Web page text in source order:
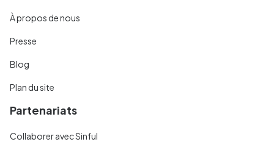
À propos de nous
Presse
Blog
Plan du site
Partenariats
Collaborer avec Sinful